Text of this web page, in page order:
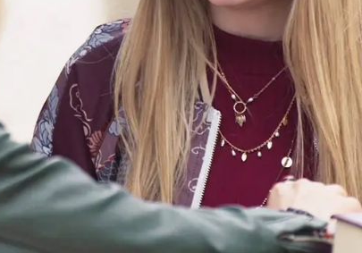
WhatsappFacebook
al colegioy allí se encuentra con
Bravo la reprende por
con Romeo y, en ese momento,
siempre ha estado enamorado